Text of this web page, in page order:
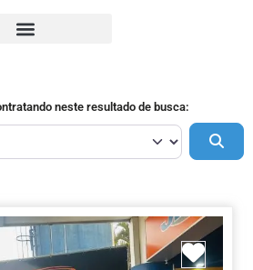
neste resultado de busca: